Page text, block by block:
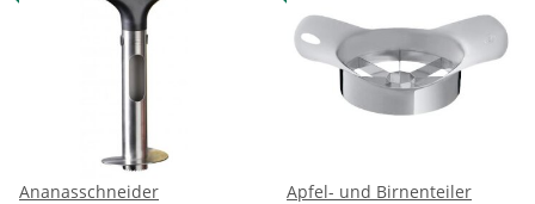
Ananasschneider
Apfel- und Birnenteiler